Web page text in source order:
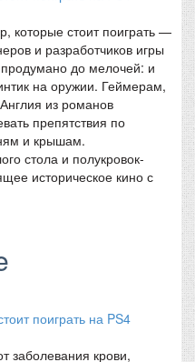
которые стоит поиграть —
и разработчиков игры
до мелочей: и
на оружии. Геймерам,
из романов
препятствия по
и крышам.
стола и полукровок-
историческое кино с
заболевания крови,